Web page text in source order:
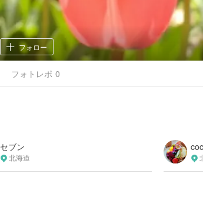
フォロー
フォトレポ 0
セブン
北海道